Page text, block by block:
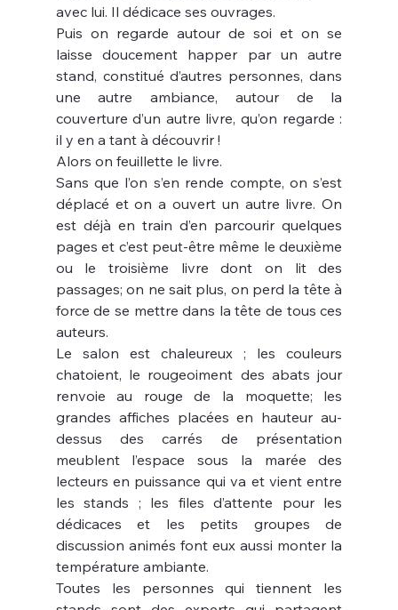
avec lui. Il dédicace ses ouvrages.
Puis on regarde autour de soi et on se
laisse doucement happer par un autre
stand, constitué d’autres personnes, dans
une autre ambiance, autour de la
couverture d’un autre livre, qu’on regarde :
il y en a tant à découvrir !
Alors on feuillette le livre.
Sans que l’on s’en rende compte, on s’est
déplacé et on a ouvert un autre livre. On
est déjà en train d’en parcourir quelques
pages et c’est peut-être même le deuxième
ou le troisième livre dont on lit des
passages; on ne sait plus, on perd la tête à
force de se mettre dans la tête de tous ces
auteurs.
Le salon est chaleureux ; les couleurs
chatoient, le rougeoiment des abats jour
renvoie au rouge de la moquette; les
grandes affiches placées en hauteur au-
dessus des carrés de présentation
meublent l’espace sous la marée des
lecteurs en puissance qui va et vient entre
les stands ; les files d’attente pour les
dédicaces et les petits groupes de
discussion animés font eux aussi monter la
température ambiante.
Toutes les personnes qui tiennent les